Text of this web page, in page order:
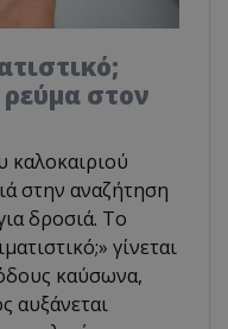
ρεύμα στον
καλοκαιριού
στην αναζήτηση
δροσιά. Το
γίνεται
καύσωνα,
αυξάνεται